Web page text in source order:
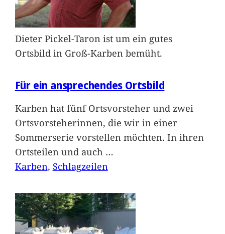
Dieter Pickel-Taron ist um ein gutes
Ortsbild in Groß-Karben bemüht.
Für ein ansprechendes Ortsbild
Karben hat fünf Ortsvorsteher und zwei
Ortsvorsteherinnen, die wir in einer
Sommerserie vorstellen möchten. In ihren
Ortsteilen und auch …
Karben, Schlagzeilen